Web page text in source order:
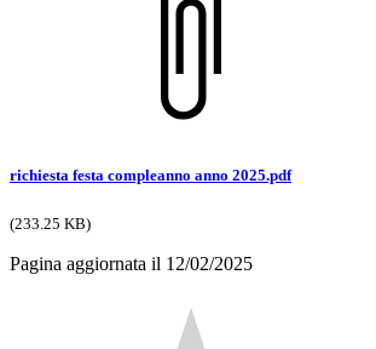
richiesta festa compleanno anno 2025.pdf
(233.25 KB)
Pagina aggiornata il 12/02/2025